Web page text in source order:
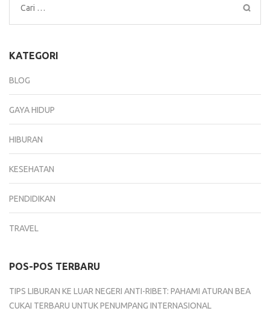
Cari
KATEGORI
BLOG
GAYA HIDUP
HIBURAN
KESEHATAN
PENDIDIKAN
TRAVEL
POS-POS TERBARU
TIPS LIBURAN KE LUAR NEGERI ANTI-RIBET: PAHAMI ATURAN BEA
CUKAI TERBARU UNTUK PENUMPANG INTERNASIONAL